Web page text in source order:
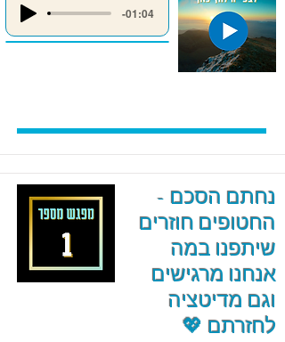
-01:04
נחתם הסכם -
החטופים חוזרים
שיתפנו במה
אנחנו מרגישים
וגם מדיטציה
לחזרתם 💖